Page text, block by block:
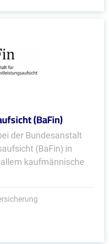
(BaFin)
der Bundesanstalt
(BaFin) in
kaufmännische